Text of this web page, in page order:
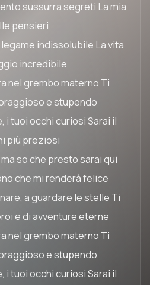
sussurra segreti La mia
pensieri
indissolubile La vita
incredibile
nel grembo materno Ti
e stupendo
i tuoi occhi curiosi Sarai il
più preziosi
so che presto sarai qui
che mi renderà felice
a guardare le stelle Ti
e di avventure eterne
nel grembo materno Ti
e stupendo
i tuoi occhi curiosi Sarai il